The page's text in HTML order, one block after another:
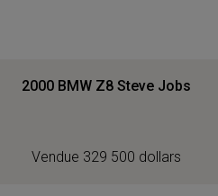
2000 BMW Z8 Steve Jobs
Vendue 329 500 dollars